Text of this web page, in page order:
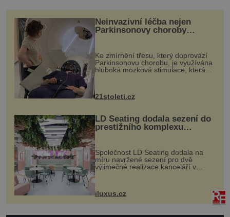
Neinvazivní léčba nejen
Parkinsonovy choroby
Ke zmírnění třesu, který doprovází
Parkinsonovu chorobu, je využívána
hluboká mozková stimulace, která
však vyžaduje vysoce invazivní
k dostatečně přesnému zacílení ...
21stoleti.cz
LD Seating dodala sezení do
prestižního komplexu
MediaCityUK v Salfordu
Společnost LD Seating dodala na
míru navržené sezení pro dvě
výjimečné realizace kanceláří v
areálu MediaCityUK v anglickém
budov Media...
iluxus.cz